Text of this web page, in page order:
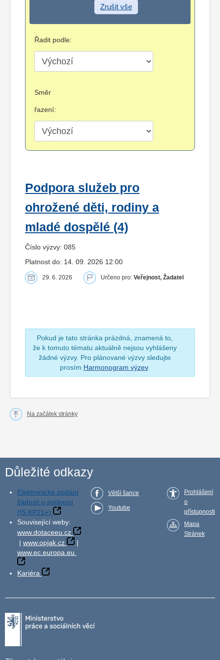
Zrušit vše
Řadit podle:
Směr
řazení:
Podpora služeb pro
ohrožené děti, rodiny a
mladé dospělé (4)
Číslo výzvy: 085
Platnost do: 14. 09. 2026 12:00
29. 6. 2026 Určeno pro: Veřejnost, Žadatel
Pokud je tato stránka prázdná, znamená to,
že k tomuto tématu aktuálně nejsou vyhlášeny
žádné výzvy. Pro plánované výzvy sledujte
prosím Harmonogram výzev.
Na začátek stránky
Důležité odkazy
Elektronické podání
žádosti o podporu
(IS KP21+)
Související weby:
www.dotaceeu.cz
| www.opjak.cz
|
www.ec.europa.eu
Kariéra
Větší šance
Youtube
Prohlášení
o
přístupnosti
Mapa
Stránek